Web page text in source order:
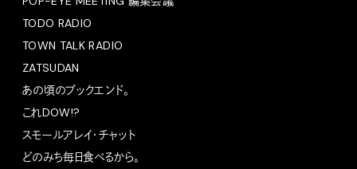
TODO RADIO
TOWN TALK RADIO
ZATSUDAN
あの頃のブックエンド。
これDOW!?
スモールアレイ・チャット
どのみち毎日食べるから。